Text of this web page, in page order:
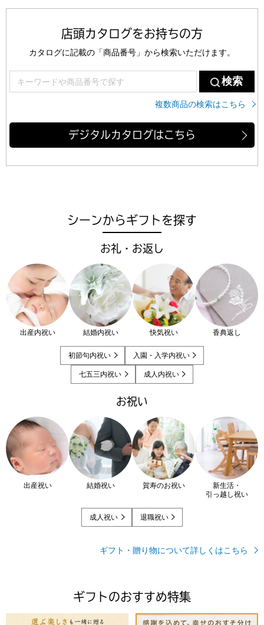
店頭カタログをお持ちの方
カタログに記載の「商品番号」から検索いただけます。
検索
複数商品の検索はこちら
デジタルカタログはこちら
シーンからギフトを探す
お礼・お返し
出産内祝い 結婚内祝い 快気祝い 香典返し
初節句内祝い 入園・入学内祝い
七五三内祝い 成人内祝い
お祝い
出産祝い 結婚祝い 賀寿のお祝い
新生活・
引っ越し祝い
成人祝い 退職祝い
ギフト・贈り物について詳しくはこちら
ギフトのおすすめ特集